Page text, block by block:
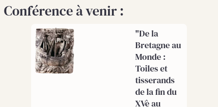
Conférence à venir :
"De la
Bretagne au
Monde :
Toiles et
tisserands
de la fin du
XVè au